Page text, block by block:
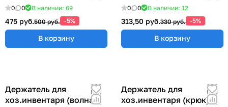
0 0 В наличии: 69
475 руб.500 руб. -5%
В корзину
0 0 В наличии: 12
313,50 руб.330 руб. -5%
В корзину
Держатель для
хоз.инвентаря (волна)
Держатель для
хоз.инвентаря (крюк)